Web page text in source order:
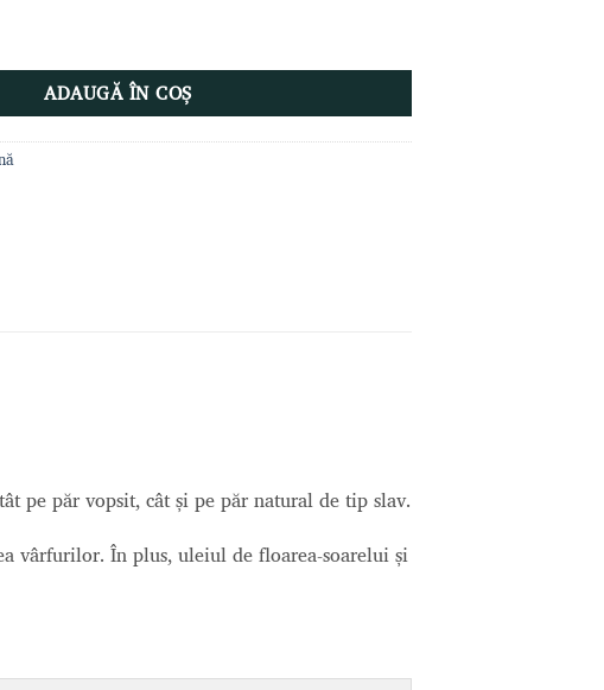
Apple 500 ml
ADAUGĂ ÎN COȘ
pe păr vopsit, cât și pe păr natural de tip slav.
vârfurilor. În plus, uleiul de floarea-soarelui și